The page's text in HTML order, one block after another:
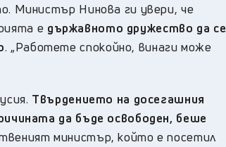
Министър Нинова ги увери, че
е държавното дружество да се
. „Работете спокойно, винаги може
Твърдението на досегашния
да бъде освободен, беше
министър, който е посетил